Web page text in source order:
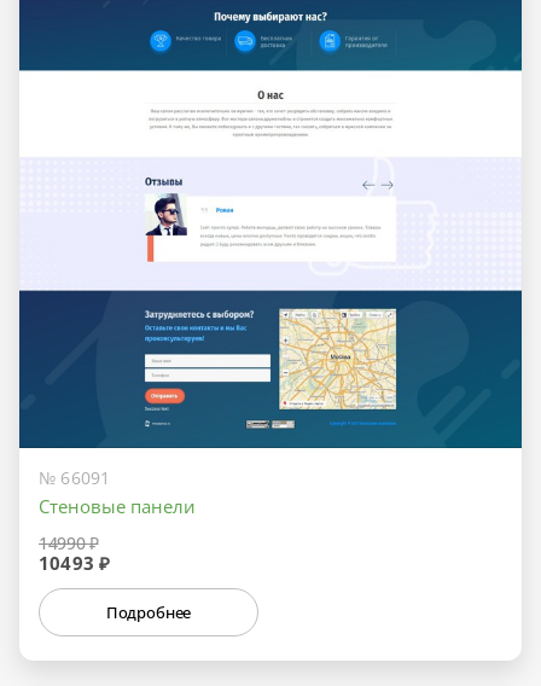
№ 66091
Стеновые панели
14990 ₽
10493 ₽
Подробнее